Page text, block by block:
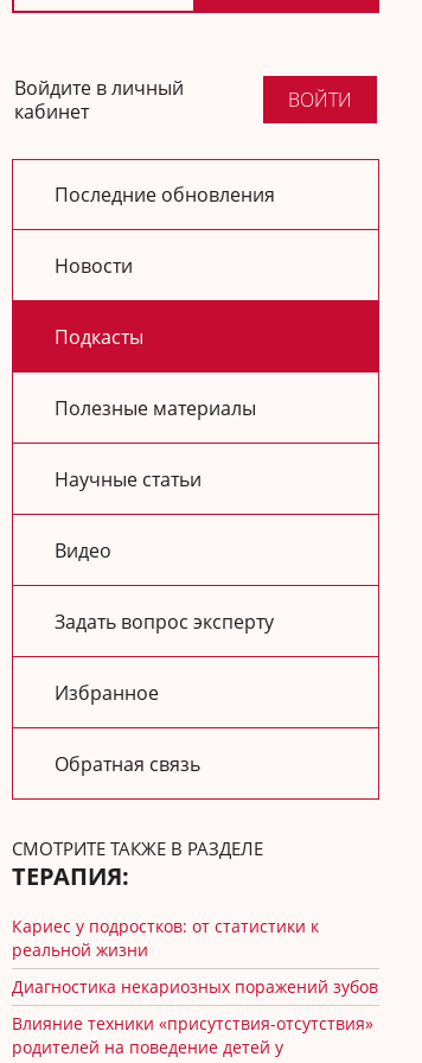
Войдите в личный
кабинет
ВОЙТИ
Последние обновления
Новости
Подкасты
Полезные материалы
Научные статьи
Видео
Задать вопрос эксперту
Избранное
Обратная связь
СМОТРИТЕ ТАКЖЕ В РАЗДЕЛЕ
ТЕРАПИЯ:
Кариес у подростков: от статистики к
реальной жизни
Диагностика некариозных поражений зубов
Влияние техники «присутствия-отсутствия»
родителей на поведение детей у